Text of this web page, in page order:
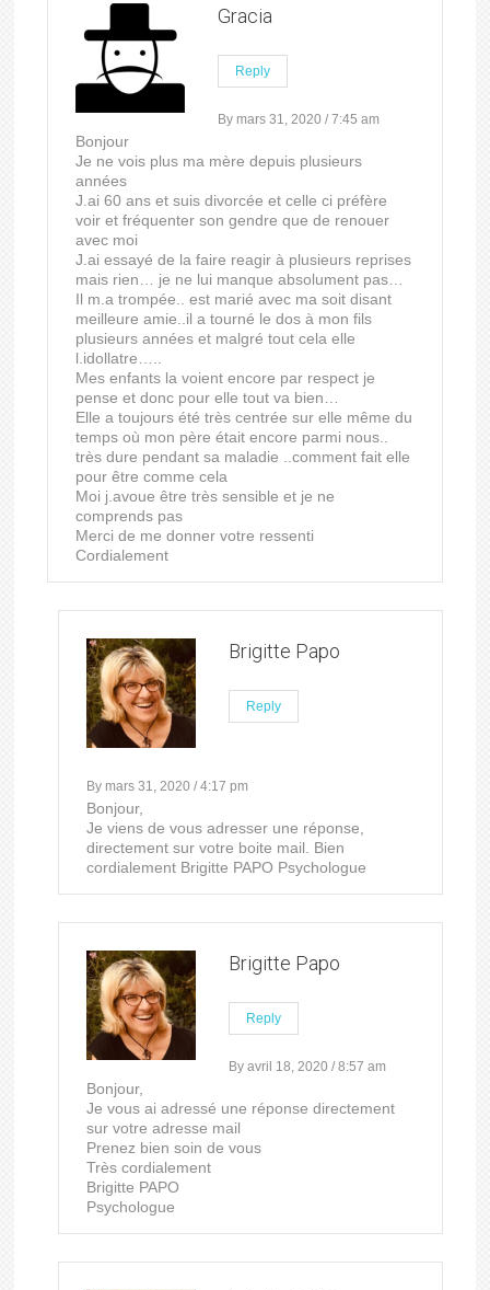
Gracia
Reply
By mars 31, 2020 / 7:45 am
Bonjour
Je ne vois plus ma mère depuis plusieurs
années
J.ai 60 ans et suis divorcée et celle ci préfère
voir et fréquenter son gendre que de renouer
avec moi
J.ai essayé de la faire reagir à plusieurs reprises
mais rien… je ne lui manque absolument pas…
Il m.a trompée.. est marié avec ma soit disant
meilleure amie..il a tourné le dos à mon fils
plusieurs années et malgré tout cela elle
l.idollatre…..
Mes enfants la voient encore par respect je
pense et donc pour elle tout va bien…
Elle a toujours été très centrée sur elle même du
temps où mon père était encore parmi nous..
très dure pendant sa maladie ..comment fait elle
pour être comme cela
Moi j.avoue être très sensible et je ne
comprends pas
Merci de me donner votre ressenti
Cordialement
Brigitte Papo
Reply
By mars 31, 2020 / 4:17 pm
Bonjour,
Je viens de vous adresser une réponse,
directement sur votre boite mail. Bien
cordialement Brigitte PAPO Psychologue
Brigitte Papo
Reply
By avril 18, 2020 / 8:57 am
Bonjour,
Je vous ai adressé une réponse directement
sur votre adresse mail
Prenez bien soin de vous
Très cordialement
Brigitte PAPO
Psychologue